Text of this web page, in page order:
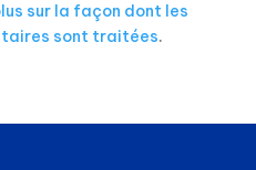
sur la façon dont les
sont traitées.